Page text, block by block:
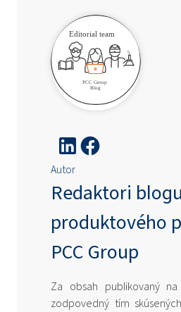
Autor
Redaktori blogu
produktového
PCC Group
Za obsah publikovaný
zodpovedný tím